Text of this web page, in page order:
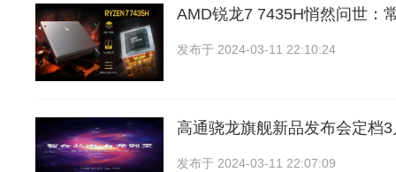
AMD锐龙7 7435H悄然问世：
发布于 2024-03-11 22:10:24
高通骁龙旗舰新品发布会定档
发布于 2024-03-11 22:07:09